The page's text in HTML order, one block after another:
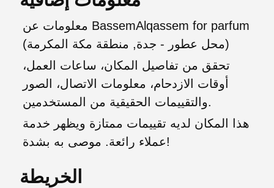
معلومات عن BassemAlqassem for parfum
(محل عطور - جدة, منطقة مكة المكرمة)
تحقق من تفاصيل المكان، ساعات العمل،
أوقات الازدحام، معلومات الاتصال، الصور
والتقييمات الحقيقية من المستخدمين.
هذا المكان لديه تقييمات ممتازة ويظهر خدمة
عملاء رائعة. موصى به بشدة!
الخريطة